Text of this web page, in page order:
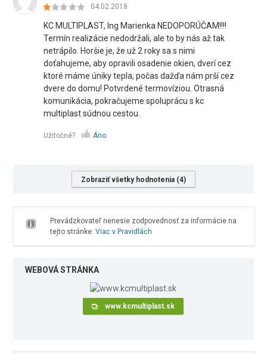
04.02.2018
KC MULTIPLAST, Ing Marienka NEDOPORÚČAM!!!!
Termín realizácie nedodržali, ale to by nás až tak
netrápilo. Horšie je, že už 2 roky sa s nimi
doťahujeme, aby opravili osadenie okien, dverí cez
ktoré máme úniky tepla, počas dažďa nám prší cez
dvere do domu! Potvrdené termovíziou. Otrasná
komunikácia, pokračujeme spoluprácu s kc
multiplast súdnou cestou.
Užitočné? Áno
Zobraziť všetky hodnotenia (4)
Prevádzkovateľ nenesie zodpovednosť za informácie na
tejto stránke. Viac v Pravidlách
WEBOVÁ STRÁNKA
www.kcmultiplast.sk